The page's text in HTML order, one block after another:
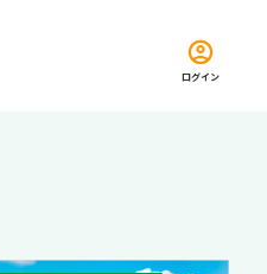
ログイン